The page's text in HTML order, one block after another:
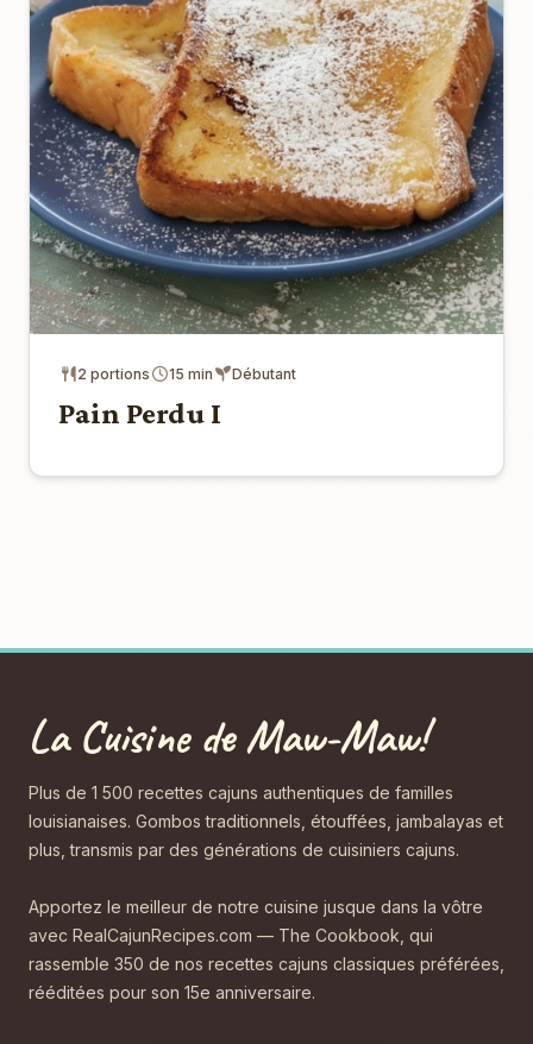
2 portions 15 min Débutant
Pain Perdu I
La Cuisine de Maw-Maw!
Plus de 1 500 recettes cajuns authentiques de familles
louisianaises. Gombos traditionnels, étouffées, jambalayas et
plus, transmis par des générations de cuisiniers cajuns.
Apportez le meilleur de notre cuisine jusque dans la vôtre
avec RealCajunRecipes.com — The Cookbook, qui
rassemble 350 de nos recettes cajuns classiques préférées,
rééditées pour son 15e anniversaire.